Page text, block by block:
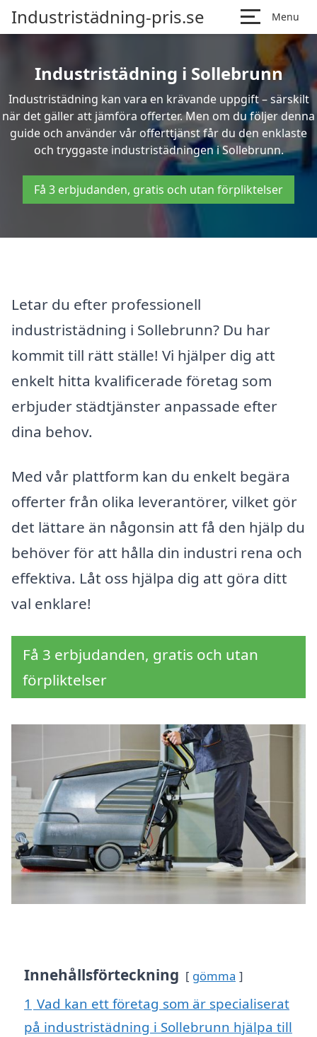
Industristädning-pris.se Menu
Industristädning i Sollebrunn
Industristädning kan vara en krävande uppgift – särskilt
när det gäller att jämföra offerter. Men om du följer denna
guide och använder vår offerttjänst får du den enklaste
och tryggaste industristädningen i Sollebrunn.
Få 3 erbjudanden, gratis och utan förpliktelser
Letar du efter professionell
industristädning i Sollebrunn? Du har
kommit till rätt ställe! Vi hjälper dig att
enkelt hitta kvalificerade företag som
erbjuder städtjänster anpassade efter
dina behov.
Med vår plattform kan du enkelt begära
offerter från olika leverantörer, vilket gör
det lättare än någonsin att få den hjälp du
behöver för att hålla din industri rena och
effektiva. Låt oss hjälpa dig att göra ditt
val enklare!
Få 3 erbjudanden, gratis och utan
förpliktelser
Innehållsförteckning gömma
1 Vad kan ett företag som är specialiserat
på industristädning i Sollebrunn hjälpa till